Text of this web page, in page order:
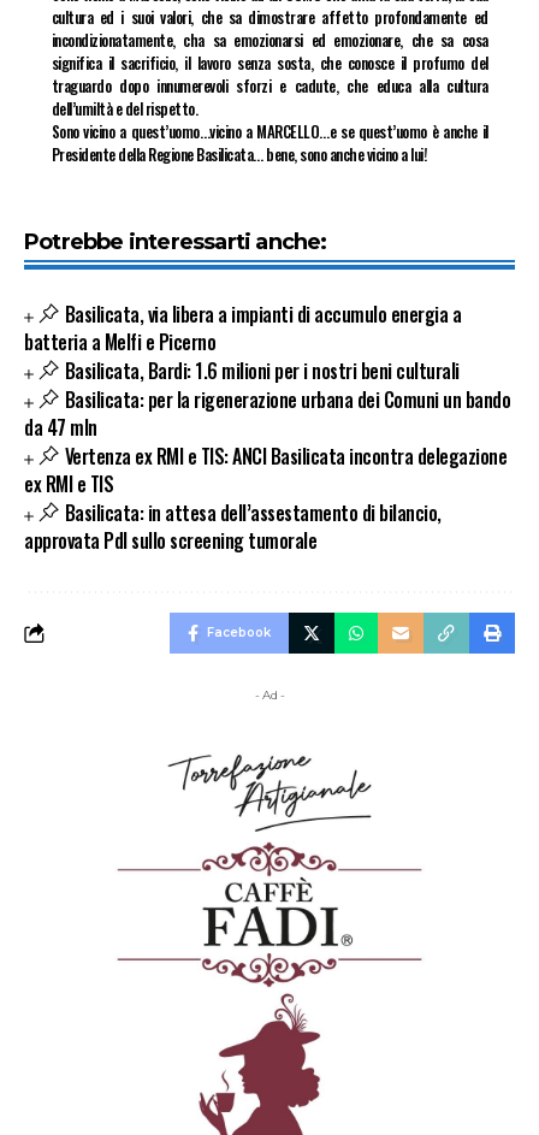
cultura ed i suoi valori, che sa dimostrare affetto profondamente ed
incondizionatamente, cha sa emozionarsi ed emozionare, che sa cosa
significa il sacrificio, il lavoro senza sosta, che conosce il profumo del
traguardo dopo innumerevoli sforzi e cadute, che educa alla cultura
dell’umiltà e del rispetto.
Sono vicino a quest’uomo…vicino a MARCELLO…e se quest’uomo è anche il
Presidente della Regione Basilicata… bene, sono anche vicino a lui!
Potrebbe interessarti anche:
Basilicata, via libera a impianti di accumulo energia a
batteria a Melfi e Picerno
Basilicata, Bardi: 1.6 milioni per i nostri beni culturali
Basilicata: per la rigenerazione urbana dei Comuni un bando
da 47 mln
Vertenza ex RMI e TIS: ANCI Basilicata incontra delegazione
ex RMI e TIS
Basilicata: in attesa dell’assestamento di bilancio,
approvata Pdl sullo screening tumorale
Facebook
- Ad -